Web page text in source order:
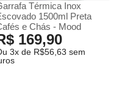
Térmica Inox
1500ml Preta
e Chás - Mood
169,90
3x de R$56,63 sem